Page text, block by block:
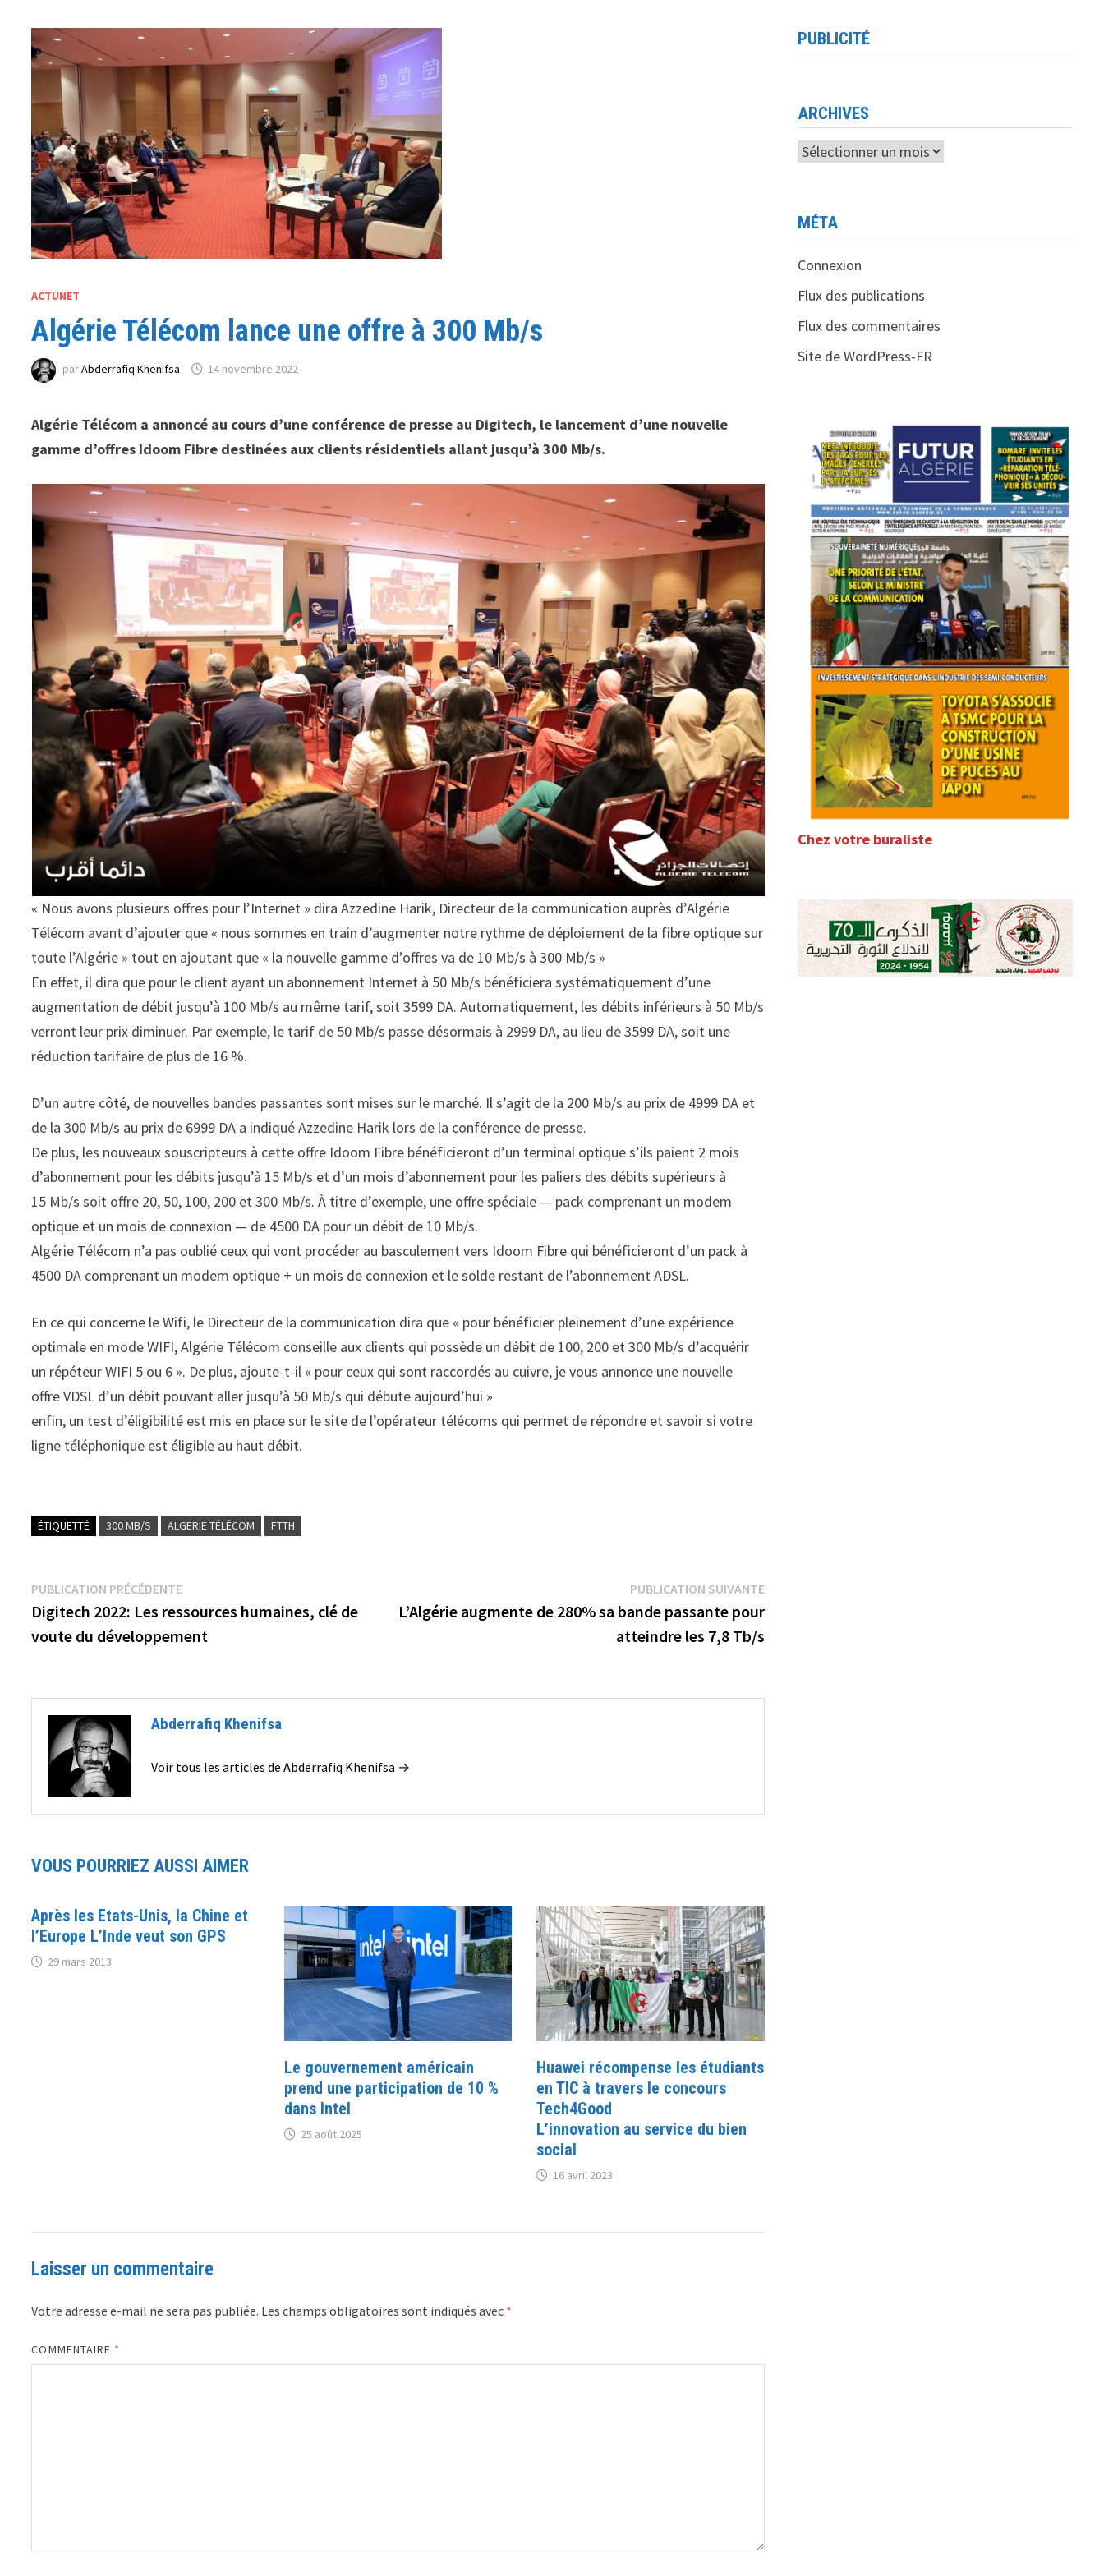
ACTUNET
Algérie Télécom lance une offre à 300 Mb/s
parAbderrafiq Khenifsa 14 novembre 2022
Algérie Télécom a annoncé au cours d’une conférence de presse au Digitech, le lancement d’une nouvelle
gamme d’offres Idoom Fibre destinées aux clients résidentiels allant jusqu’à 300 Mb/s.
« Nous avons plusieurs offres pour l’Internet » dira Azzedine Harik, Directeur de la communication auprès d’Algérie
Télécom avant d’ajouter que « nous sommes en train d’augmenter notre rythme de déploiement de la fibre optique sur
toute l’Algérie » tout en ajoutant que « la nouvelle gamme d’offres va de 10 Mb/s à 300 Mb/s »
En effet, il dira que pour le client ayant un abonnement Internet à 50 Mb/s bénéficiera systématiquement d’une
augmentation de débit jusqu’à 100 Mb/s au même tarif, soit 3599 DA. Automatiquement, les débits inférieurs à 50 Mb/s
verront leur prix diminuer. Par exemple, le tarif de 50 Mb/s passe désormais à 2999 DA, au lieu de 3599 DA, soit une
réduction tarifaire de plus de 16 %.
D’un autre côté, de nouvelles bandes passantes sont mises sur le marché. Il s’agit de la 200 Mb/s au prix de 4999 DA et
de la 300 Mb/s au prix de 6999 DA a indiqué Azzedine Harik lors de la conférence de presse.
De plus, les nouveaux souscripteurs à cette offre Idoom Fibre bénéficieront d’un terminal optique s’ils paient 2 mois
d’abonnement pour les débits jusqu’à 15 Mb/s et d’un mois d’abonnement pour les paliers des débits supérieurs à
15 Mb/s soit offre 20, 50, 100, 200 et 300 Mb/s. À titre d’exemple, une offre spéciale — pack comprenant un modem
optique et un mois de connexion — de 4500 DA pour un débit de 10 Mb/s.
Algérie Télécom n’a pas oublié ceux qui vont procéder au basculement vers Idoom Fibre qui bénéficieront d’un pack à
4500 DA comprenant un modem optique + un mois de connexion et le solde restant de l’abonnement ADSL.
En ce qui concerne le Wifi, le Directeur de la communication dira que « pour bénéficier pleinement d’une expérience
optimale en mode WIFI, Algérie Télécom conseille aux clients qui possède un débit de 100, 200 et 300 Mb/s d’acquérir
un répéteur WIFI 5 ou 6 ». De plus, ajoute-t-il « pour ceux qui sont raccordés au cuivre, je vous annonce une nouvelle
offre VDSL d’un débit pouvant aller jusqu’à 50 Mb/s qui débute aujourd’hui »
enfin, un test d’éligibilité est mis en place sur le site de l’opérateur télécoms qui permet de répondre et savoir si votre
ligne téléphonique est éligible au haut débit.
ÉTIQUETTÉ 300 MB/S ALGERIE TÉLÉCOM FTTH
Navigation
de
PUBLICATION PRÉCÉDENTEPublication
précédente :
Digitech 2022: Les ressources humaines, clé de
voute du développement
PUBLICATION SUIVANTEPublication
suivante :
L’Algérie augmente de 280% sa bande passante pour
atteindre les 7,8 Tb/s
Abderrafiq Khenifsa
Voir tous les articles de Abderrafiq Khenifsa →
VOUS POURRIEZ AUSSI AIMER
Après les Etats-Unis, la Chine et
l’Europe L’Inde veut son GPS
29 mars 2013
Le gouvernement américain
prend une participation de 10 %
dans Intel
25 août 2025
Huawei récompense les étudiants
en TIC à travers le concours
Tech4Good
L’innovation au service du bien
social
16 avril 2023
Laisser un commentaire
Votre adresse e-mail ne sera pas publiée. Les champs obligatoires sont indiqués avec *
COMMENTAIRE *
PUBLICITÉ
ARCHIVES
Archives
MÉTA
Connexion
Flux des publications
Flux des commentaires
Site de WordPress-FR
Chez votre buraliste